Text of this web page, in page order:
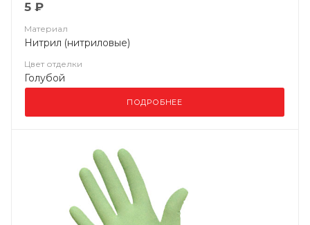
5 ₽
Материал
Нитрил (нитриловые)
Цвет отделки
Голубой
ПОДРОБНЕЕ